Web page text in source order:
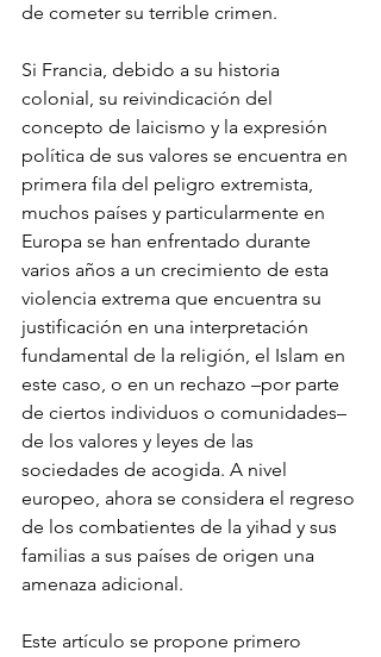
de cometer su terrible crimen.
Si Francia, debido a su historia
colonial, su reivindicación del
concepto de laicismo y la expresión
política de sus valores se encuentra en
primera fila del peligro extremista,
muchos países y particularmente en
Europa se han enfrentado durante
varios años a un crecimiento de esta
violencia extrema que encuentra su
justificación en una interpretación
fundamental de la religión, el Islam en
este caso, o en un rechazo –por parte
de ciertos individuos o comunidades–
de los valores y leyes de las
sociedades de acogida. A nivel
europeo, ahora se considera el regreso
de los combatientes de la yihad y sus
familias a sus países de origen una
amenaza adicional.
Este artículo se propone primero